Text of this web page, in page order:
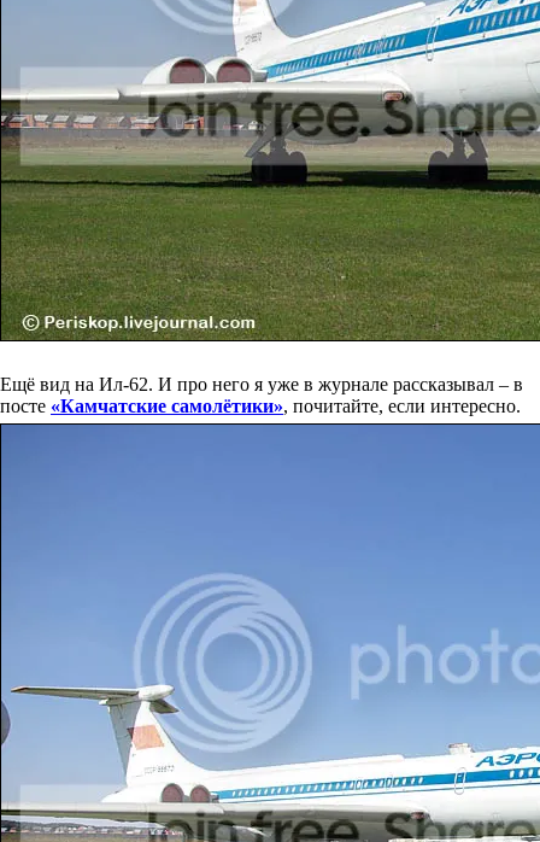
Ещё вид на Ил-62. И про него я уже в журнале рассказывал – в
посте «Камчатские самолётики», почитайте, если интересно.